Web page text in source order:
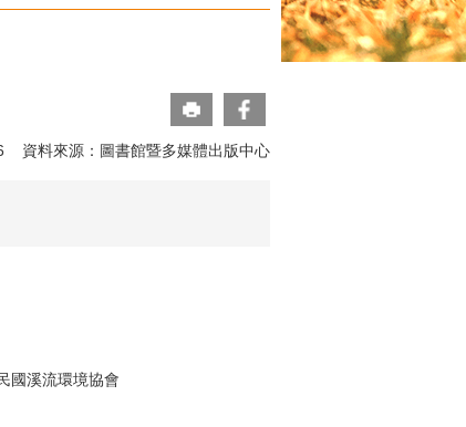
資料來源：圖書館暨多媒體出版中心
國溪流環境協會